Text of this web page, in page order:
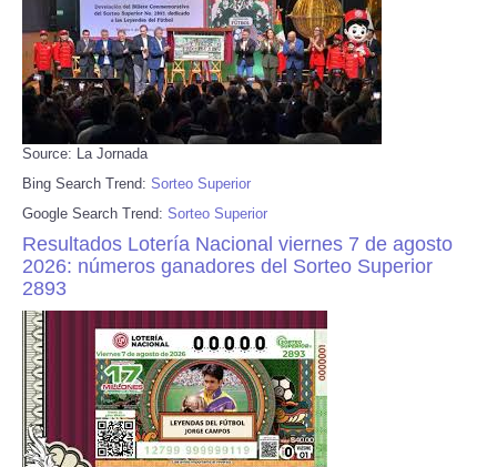
Source: La Jornada
Bing Search Trend: Sorteo Superior
Google Search Trend: Sorteo Superior
Resultados Lotería Nacional viernes 7 de agosto
2026: números ganadores del Sorteo Superior
2893